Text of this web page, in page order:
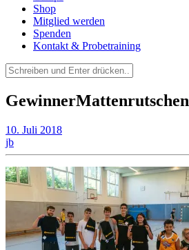
Shop
Mitglied werden
Spenden
Kontakt & Probetraining
Suchen
nach:
GewinnerMattenrutschen
10. Juli 2018
jb